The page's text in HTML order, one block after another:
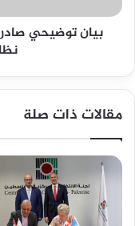
نظام
التعليمبيان توضيحي صادر
مقالات ذات صلة